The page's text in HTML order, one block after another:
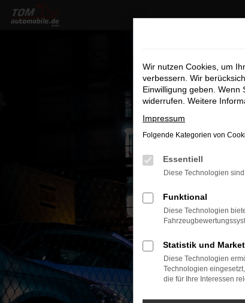
Zum
Hauptinhalt
Wir nutzen Cookies, um
verbessern. Wir
Einwilligung geben.
widerrufen. Weitere
Impressum
Folgende Kategorien von
Essentiell
Diese Technologien
Funktional
Diese Technologien
Statistik und
Diese Technologien
Technologien
die für Ihre Interessen